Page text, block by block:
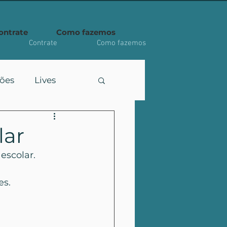
Como fazemos
Lives
Contrate Como fazemos